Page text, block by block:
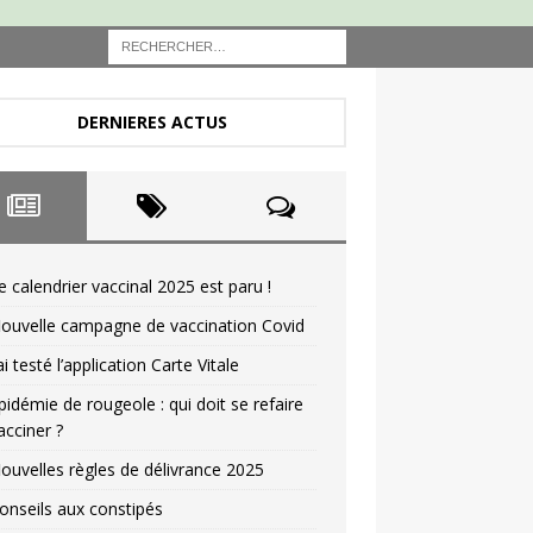
DERNIERES ACTUS
calendrier vaccinal 2025 est paru !
campagne de vaccination Covid
testé l’application Carte Vitale
de rougeole : qui doit se refaire
?
règles de délivrance 2025
aux constipés